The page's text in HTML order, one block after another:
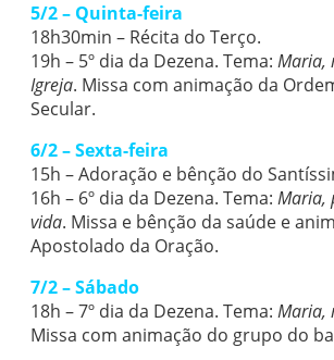
5/2 – Quinta-feira
18h30min – Récita do Terço.
19h – 5º dia da Dezena. Tema: Maria,
Igreja. Missa com animação da
Secular.
6/2 – Sexta-feira
15h – Adoração e bênção do
16h – 6º dia da Dezena. Tema: Maria,
vida. Missa e bênção da saúde e
Apostolado da Oração.
7/2 – Sábado
18h – 7º dia da Dezena. Tema: Maria,
Missa com animação do grupo do